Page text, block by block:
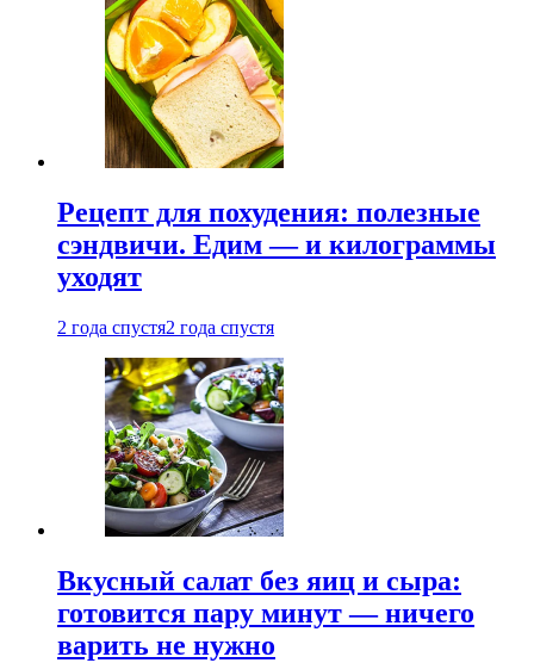
Рецепт для похудения: полезные
сэндвичи. Едим — и килограммы
уходят
2 года спустя2 года спустя
Вкусный салат без яиц и сыра:
готовится пару минут — ничего
варить не нужно